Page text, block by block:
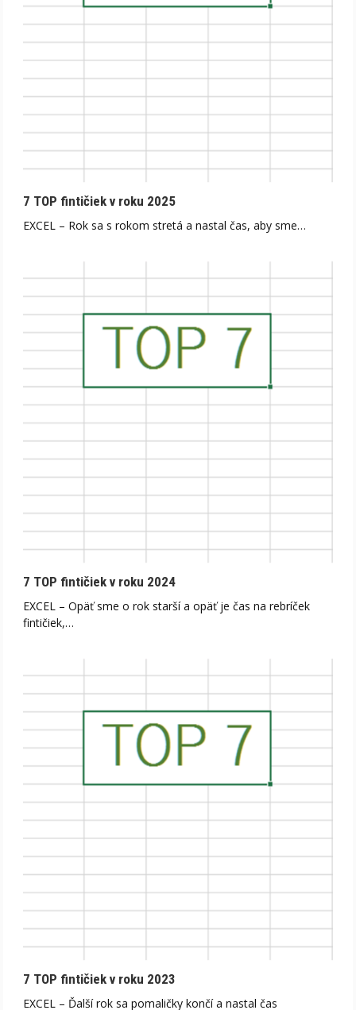
7 TOP fintičiek v roku 2025
EXCEL – Rok sa s rokom stretá a nastal čas, aby sme…
7 TOP fintičiek v roku 2024
EXCEL – Opäť sme o rok starší a opäť je čas na rebríček
fintičiek,…
7 TOP fintičiek v roku 2023
EXCEL – Ďalší rok sa pomaličky končí a nastal čas